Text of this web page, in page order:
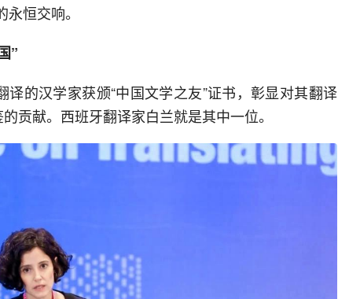
恒交响。
”
的汉学家获颁“中国文学之友”证书，彰显对其翻译
贡献。西班牙翻译家白兰就是其中一位。